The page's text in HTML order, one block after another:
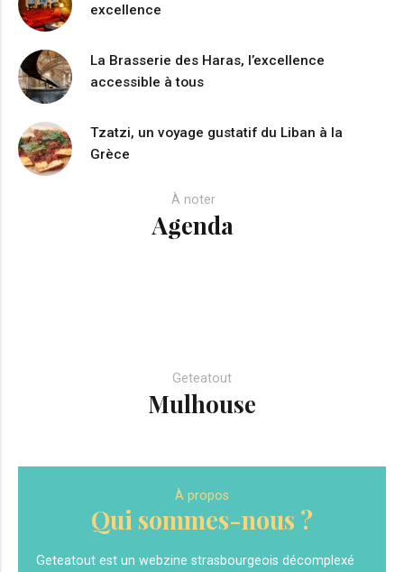
excellence
La Brasserie des Haras, l’excellence
accessible à tous
Tzatzi, un voyage gustatif du Liban à la
Grèce
À noter
Agenda
Geteatout
Mulhouse
À propos
Qui sommes-nous ?
Geteatout est un webzine strasbourgeois décomplexé